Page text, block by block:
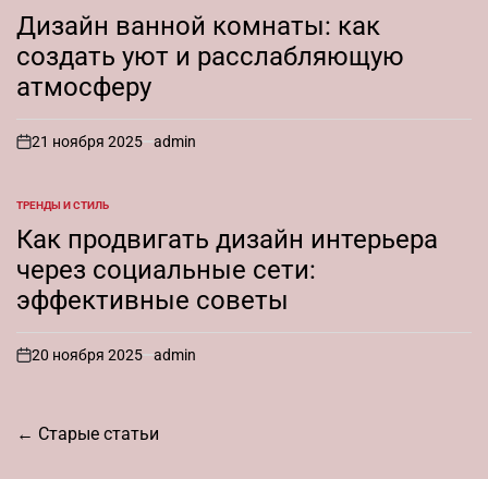
Дизайн ванной комнаты: как
создать уют и расслабляющую
атмосферу
on
21 ноября 2025 admin
ОПУБЛИКОВАНО
В
ТРЕНДЫ И СТИЛЬ
Как продвигать дизайн интерьера
через социальные сети:
эффективные советы
on
20 ноября 2025 admin
Навигация
← Старые статьи